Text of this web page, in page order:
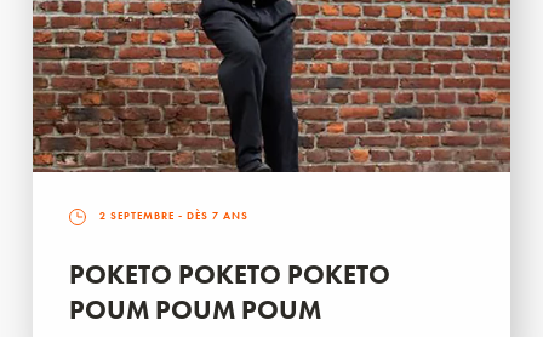
2 SEPTEMBRE - DÈS 7 ANS
POKETO POKETO POKETO
POUM POUM POUM